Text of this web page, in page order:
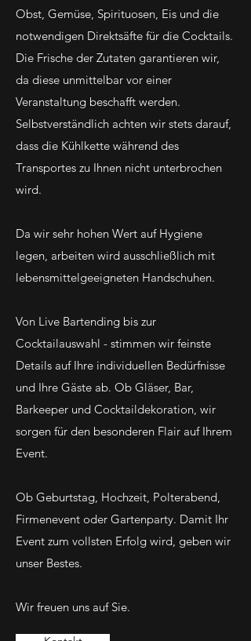
Obst, Gemüse, Spirituosen, Eis und die
notwendigen Direktsäfte für die Cocktails.
Die Frische der Zutaten garantieren wir,
da diese unmittelbar vor einer
Veranstaltung beschafft werden.
Selbstverständlich achten wir stets darauf,
dass die Kühlkette während des
Transportes zu Ihnen nicht unterbrochen
wird.
Da wir sehr hohen Wert auf Hygiene
legen, arbeiten wird ausschließlich mit
lebensmittelgeeigneten Handschuhen.
Von Live Bartending bis zur
Cocktailauswahl - stimmen wir feinste
Details auf Ihre individuellen Bedürfnisse
und Ihre Gäste ab. Ob Gläser, Bar,
Barkeeper und Cocktaildekoration, wir
sorgen für den besonderen Flair auf Ihrem
Event.
Ob Geburtstag, Hochzeit, Polterabend,
Firmenevent oder Gartenparty. Damit Ihr
Event zum vollsten Erfolg wird, geben wir
unser Bestes.
Wir freuen uns auf Sie.